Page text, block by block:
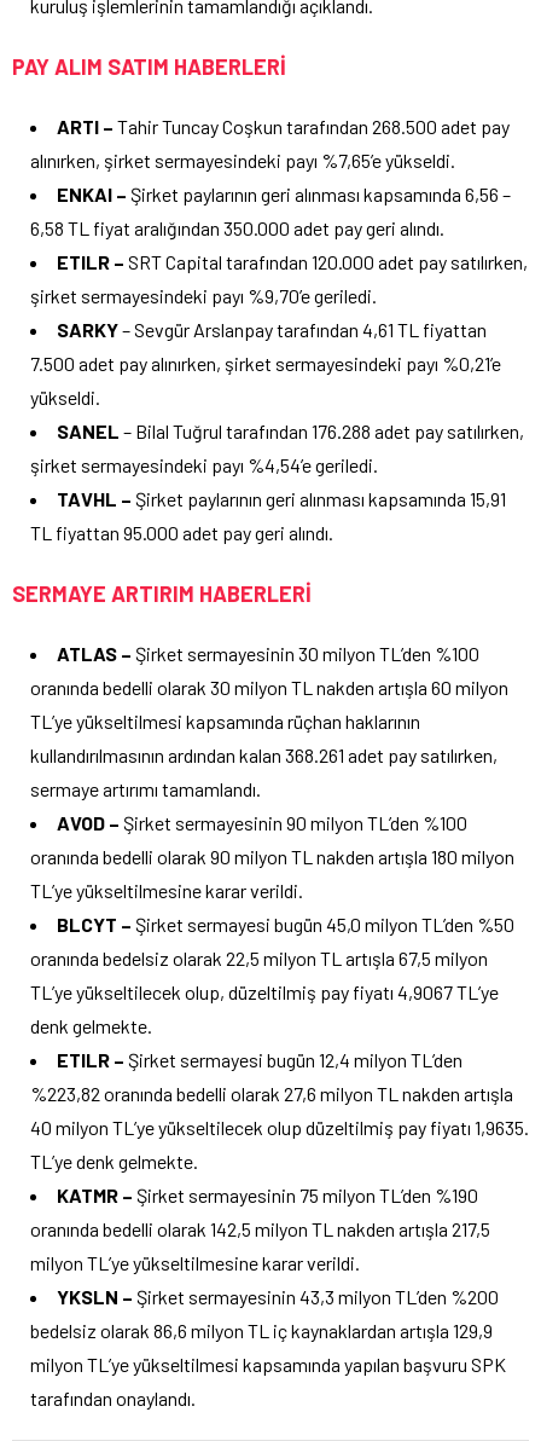
kuruluş işlemlerinin tamamlandığı açıklandı.
PAY ALIM SATIM HABERLERİ
ARTI – Tahir Tuncay Coşkun tarafından 268.500 adet pay
alınırken, şirket sermayesindeki payı %7,65’e yükseldi.
ENKAI – Şirket paylarının geri alınması kapsamında 6,56 –
6,58 TL fiyat aralığından 350.000 adet pay geri alındı.
ETILR – SRT Capital tarafından 120.000 adet pay satılırken,
şirket sermayesindeki payı %9,70’e geriledi.
SARKY– Sevgür Arslanpay tarafından 4,61 TL fiyattan
7.500 adet pay alınırken, şirket sermayesindeki payı %0,21’e
yükseldi.
SANEL – Bilal Tuğrul tarafından 176.288 adet pay satılırken,
şirket sermayesindeki payı %4,54’e geriledi.
TAVHL – Şirket paylarının geri alınması kapsamında 15,91
TL fiyattan 95.000 adet pay geri alındı.
SERMAYE ARTIRIM HABERLERİ
ATLAS – Şirket sermayesinin 30 milyon TL’den %100
oranında bedelli olarak 30 milyon TL nakden artışla 60 milyon
TL’ye yükseltilmesi kapsamında rüçhan haklarının
kullandırılmasının ardından kalan 368.261 adet pay satılırken,
sermaye artırımı tamamlandı.
AVOD – Şirket sermayesinin 90 milyon TL’den %100
oranında bedelli olarak 90 milyon TL nakden artışla 180 milyon
TL’ye yükseltilmesine karar verildi.
BLCYT – Şirket sermayesi bugün 45,0 milyon TL’den %50
oranında bedelsiz olarak 22,5 milyon TL artışla 67,5 milyon
TL’ye yükseltilecek olup, düzeltilmiş pay fiyatı 4,9067 TL’ye
denk gelmekte.
ETILR – Şirket sermayesi bugün 12,4 milyon TL’den
%223,82 oranında bedelli olarak 27,6 milyon TL nakden artışla
40 milyon TL’ye yükseltilecek olup düzeltilmiş pay fiyatı 1,9635.
TL’ye denk gelmekte.
KATMR – Şirket sermayesinin 75 milyon TL’den %190
oranında bedelli olarak 142,5 milyon TL nakden artışla 217,5
milyon TL’ye yükseltilmesine karar verildi.
YKSLN – Şirket sermayesinin 43,3 milyon TL’den %200
bedelsiz olarak 86,6 milyon TL iç kaynaklardan artışla 129,9
milyon TL’ye yükseltilmesi kapsamında yapılan başvuru SPK
tarafından onaylandı.